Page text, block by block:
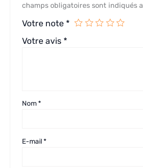
champs obligatoires sont indiqués
Votre note *
Votre avis *
Nom*
E-mail*